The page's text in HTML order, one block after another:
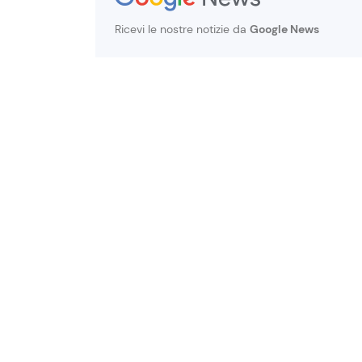
Ricevi le nostre notizie da Google News